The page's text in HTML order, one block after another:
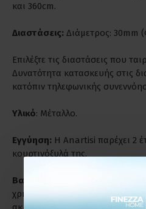
και 360cm.
Διαστάσεις: Διάμετρος: 30mm
Επιλέξτε τις διαστάσεις που
Δυνατότητα κατασκευής στις
κατόπιν τηλεφωνικής
Υλικό: Μέταλλο.
Εγγύηση: Η Anartisi παρέχει 2
κουρτινόξυλά της.
Βαριά Χρήση:
χρήση. Ενδύκνυνται για